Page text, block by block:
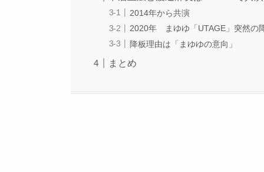
2014年から共演
2020年 まゆゆ「UTAGE」突然の
降板理由は「まゆゆの意向」
まとめ